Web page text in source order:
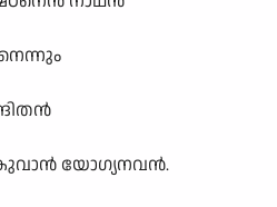
യോഗ്യനവൻ.